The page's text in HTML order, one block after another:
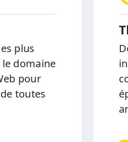
plus
domaine
pour
toutes